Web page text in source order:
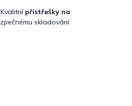
přístřešky na
skladování